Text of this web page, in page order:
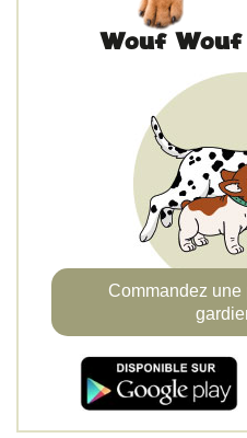
Wouf
Commandez une